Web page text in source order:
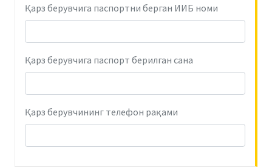
Қарз берувчига паспортни берган ИИБ номи
Қарз берувчига паспорт берилган сана
Қарз берувчининг телефон рақами